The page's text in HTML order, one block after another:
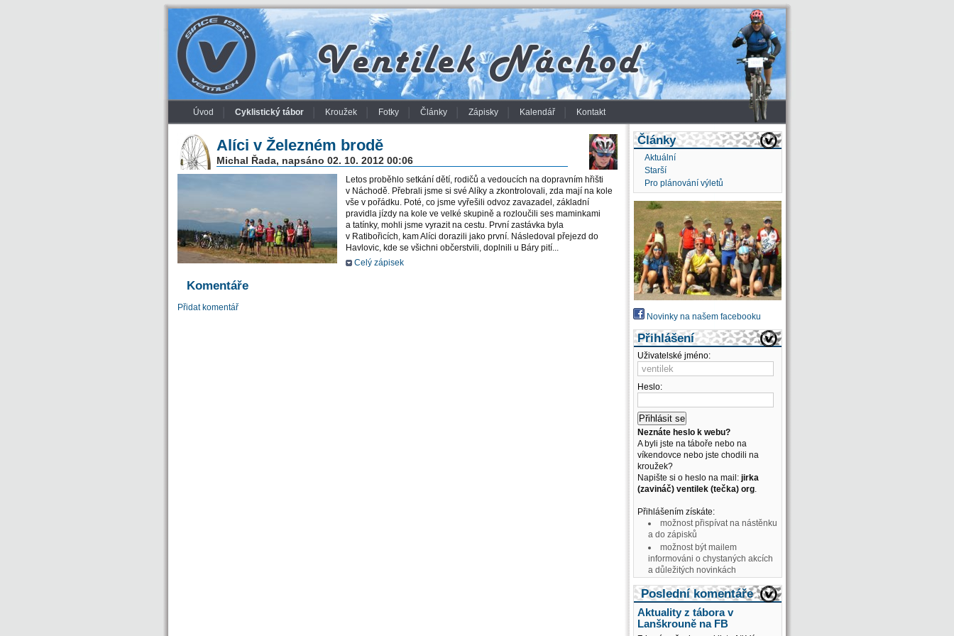
Úvod Cyklistický tábor Kroužek Fotky Články Zápisky Kalendář Kontakt
Články
Aktuální
Starší
Pro plánování výletů
Novinky na našem facebooku
Přihlášení
Uživatelské jméno:
Heslo:
Neznáte heslo k webu?
A byli jste na táboře nebo na
víkendovce nebo jste chodili na
kroužek?
Napište si o heslo na mail: jirka
(zavináč) ventilek (tečka) org.
Přihlášením získáte:
možnost přispívat na nástěnku
a do zápisků
možnost být mailem
informováni o chystaných akcích
a důležitých novinkách
Poslední komentáře
Aktuality z tábora v
Lanškrouně na FB
Alíci v Železném brodě
Michal Řada, napsáno 02. 10. 2012 00:06
Letos proběhlo setkání dětí, rodičů a vedoucích na dopravním hřišti
v Náchodě. Přebrali jsme si své Alíky a zkontrolovali, zda mají na kole
vše v pořádku. Poté, co jsme vyřešili odvoz zavazadel, základní
pravidla jízdy na kole ve velké skupině a rozloučili ses maminkami
a tatínky, mohli jsme vyrazit na cestu. První zastávka byla
v Ratibořicích, kam Alíci dorazili jako první. Následoval přejezd do
Havlovic, kde se všichni občerstvili, doplnili u Báry pití...
Celý zápisek
Komentáře
Přidat komentář